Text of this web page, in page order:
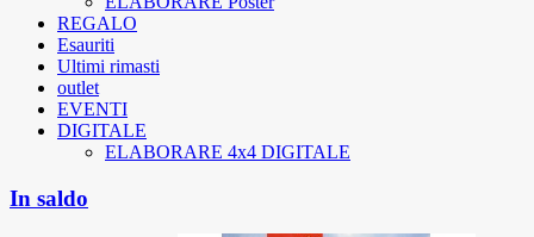
REGALO
Esauriti
Ultimi rimasti
outlet
EVENTI
DIGITALE
ELABORARE 4x4 DIGITALE
In saldo